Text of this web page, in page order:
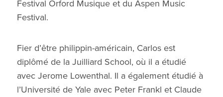
Festival Orford Musique et du Aspen Music
Festival.
Fier d’être philippin-américain, Carlos est
diplômé de la Juilliard School, où il a étudié
avec Jerome Lowenthal. Il a également étudié à
l’Université de Yale avec Peter Frankl et Claude